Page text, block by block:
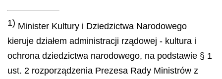
1) Minister Kultury i Dziedzictwa Narodowego
kieruje działem administracji rządowej - kultura i
ochrona dziedzictwa narodowego, na podstawie § 1
ust. 2 rozporządzenia Prezesa Rady Ministrów z